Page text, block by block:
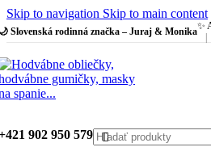
Skip to navigation Skip to main content
Slovenská rodinná značka – Juraj & Monika✨
902 950 579